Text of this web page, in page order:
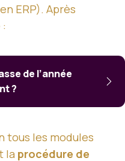
ERP). Après
de l’année
?
tous les modules
la procédure de